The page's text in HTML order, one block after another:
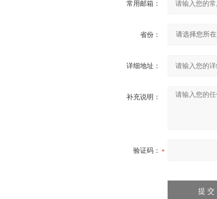
常用邮箱：
省份：
详细地址：
补充说明：
验证码：